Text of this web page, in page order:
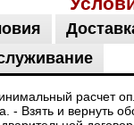
расчет
- Взять и вернуть